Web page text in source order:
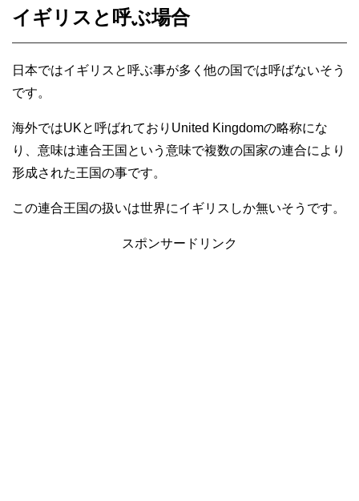
イギリスと呼ぶ場合
日本ではイギリスと呼ぶ事が多く他の国では呼ばないそう
です。
海外ではUKと呼ばれておりUnited Kingdomの略称にな
り、意味は連合王国という意味で複数の国家の連合により
形成された王国の事です。
この連合王国の扱いは世界にイギリスしか無いそうです。
スポンサードリンク